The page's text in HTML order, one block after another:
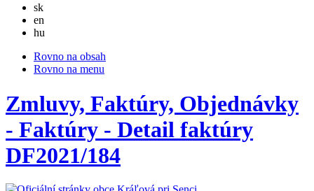
skSlovensky
en
hu
Rovno na obsah
Rovno na menu
Zmluvy, Faktúry, Objednávky
- Faktúry - Detail faktúry
DF2021/184